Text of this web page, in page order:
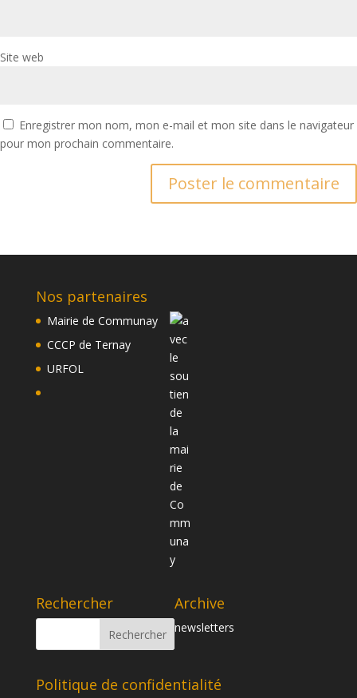
Site web
Enregistrer mon nom, mon e-mail et mon site dans le navigateur
pour mon prochain commentaire.
Nos partenaires
Mairie de Communay
CCCP de Ternay
URFOL
Rechercher Archive
newsletters
Politique de confidentialité